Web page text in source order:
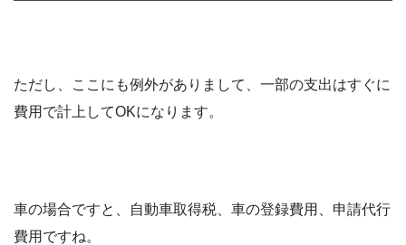
ただし、ここにも例外がありまして、一部の支出はすぐに
費用で計上してOKになります。
車の場合ですと、自動車取得税、車の登録費用、申請代行
費用ですね。